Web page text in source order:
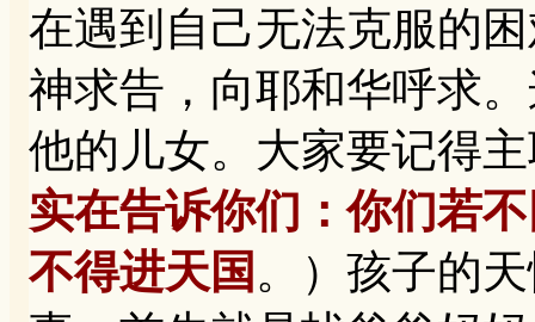
在遇到自己无法克服的
神求告，向耶和华呼求
他的儿女。大家要记得
实在告诉你们：你们若
不得进天国 。）孩子的